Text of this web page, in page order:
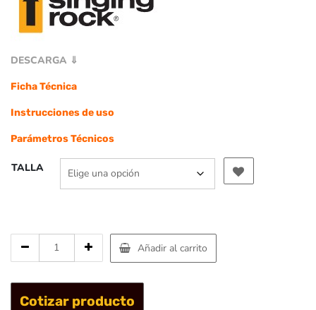
DESCARGA ⇓
Ficha Técnica
Instrucciones de uso
Parámetros Técnicos
TALLA
De
Seguridad
Añadir al carrito
Cotizar producto